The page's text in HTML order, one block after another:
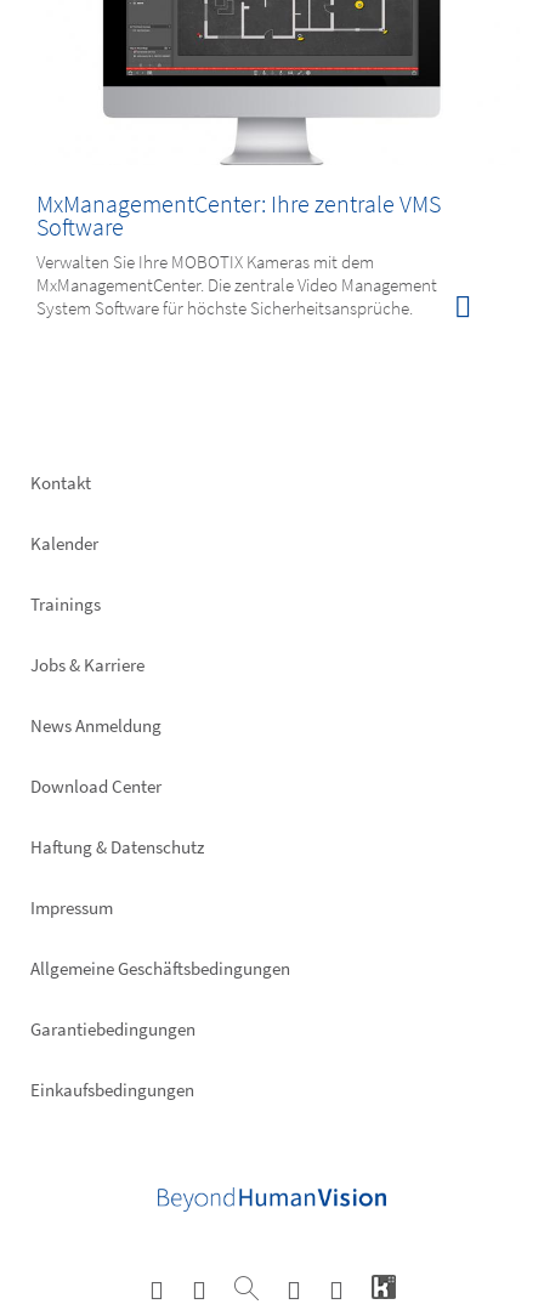
MxManagementCenter: Ihre zentrale VMS
Software
Verwalten Sie Ihre MOBOTIX Kameras mit dem
MxManagementCenter. Die zentrale Video Management
System Software für höchste Sicherheitsansprüche.
Footer
Kontakt
Kalender
Trainings
Jobs & Karriere
News Anmeldung
Footer
Download Center
Haftung & Datenschutz
Impressum
Allgemeine Geschäftsbedingungen
Garantiebedingungen
Einkaufsbedingungen